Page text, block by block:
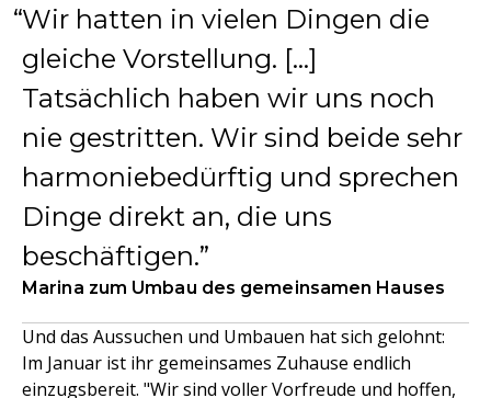
Wir hatten in vielen Dingen die
gleiche Vorstellung. […]
Tatsächlich haben wir uns noch
nie gestritten. Wir sind beide sehr
harmoniebedürftig und sprechen
Dinge direkt an, die uns
beschäftigen.
Marina zum Umbau des gemeinsamen Hauses
Und das Aussuchen und Umbauen hat sich gelohnt:
Im Januar ist ihr gemeinsames Zuhause endlich
einzugsbereit. "Wir sind voller Vorfreude und hoffen,